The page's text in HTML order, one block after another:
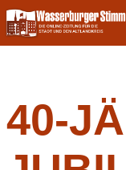
Skip
to
content
40-